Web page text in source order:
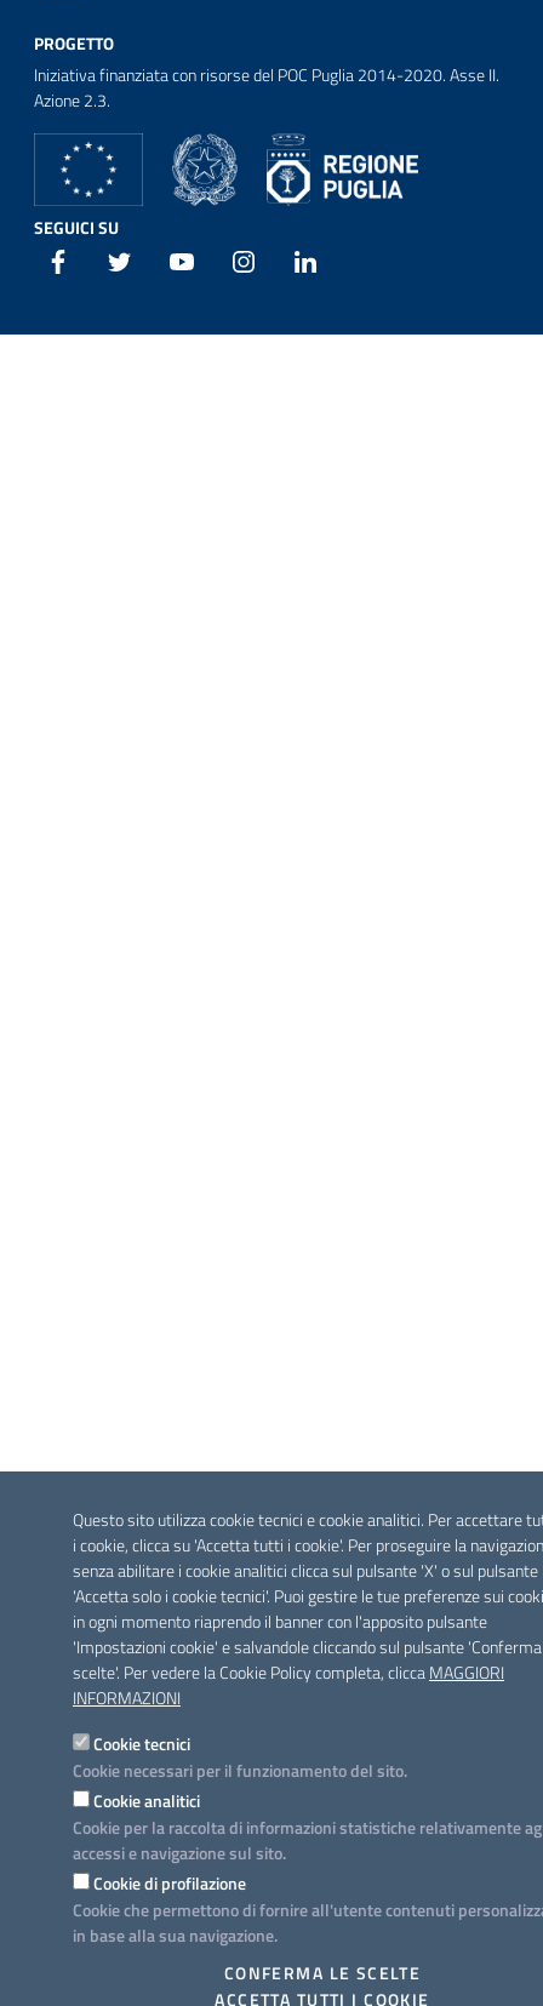
Questo sito utilizza cookie tecnici e cookie analitici. Per accettare
i cookie, clicca su 'Accetta tutti i cookie'. Per proseguire la
senza abilitare i cookie analitici clicca sul pulsante 'X' o sul pulsante
'Accetta solo i cookie tecnici'. Puoi gestire le tue preferenze sui
in ogni momento riaprendo il banner con l'apposito pulsante
'Impostazioni cookie' e salvandole cliccando sul pulsante
scelte'. Per vedere la Cookie Policy completa, cliccaMAGGIORI
INFORMAZIONI
Cookie tecnici
Cookie necessari per il funzionamento del sito.
Cookie analitici
Cookie per la raccolta di informazioni statistiche relativamente
accessi e navigazione sul sito.
Cookie di profilazione
Cookie che permettono di fornire all'utente contenuti
in base alla sua navigazione.
CONFERMA LE SCELTE
ACCETTA TUTTI I COOKIE
PROGETTO
Iniziativa finanziata con risorse del POC Puglia 2014-2020. Asse II.
Azione 2.3.
SEGUICI SU
Facebook Twitter Youtube Instagram